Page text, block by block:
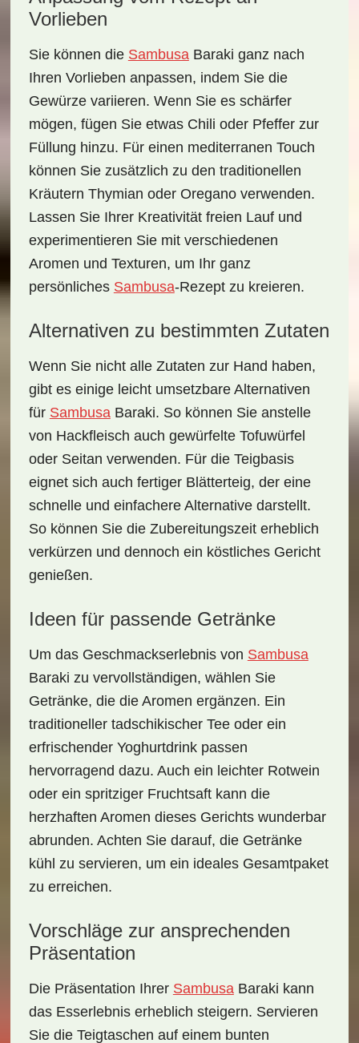
Vorlieben
Sie können die SambusaBaraki ganz nach
Ihren Vorlieben anpassen, indem Sie die
Gewürze variieren. Wenn Sie es schärfer
mögen, fügen Sie etwas Chili oder Pfefferzur
Füllung hinzu. Für einen mediterranen Touch
können Sie zusätzlich zu den traditionellen
Kräutern Thymian oder Oreganoverwenden.
Lassen Sie Ihrer Kreativität freien Lauf und
experimentieren Sie mit verschiedenen
Aromen und Texturen, um Ihr ganz
persönliches Sambusa-Rezept zu kreieren.
Alternativen zu bestimmten Zutaten
Wenn Sie nicht alle Zutaten zur Hand haben,
gibt es einige leicht umsetzbare Alternativen
für SambusaBaraki. So können Sie anstelle
von Hackfleisch auch gewürfelte Tofuwürfel
oder Seitan verwenden. Für die Teigbasis
eignet sich auch fertiger Blätterteig, der eine
schnelle und einfachere Alternative darstellt.
So können Sie die Zubereitungszeit erheblich
verkürzen und dennoch ein köstliches Gericht
genießen.
Ideen für passende Getränke
Um das Geschmackserlebnis von Sambusa
Baraki zu vervollständigen, wählen Sie
Getränke, die die Aromen ergänzen. Ein
traditioneller tadschikischer Teeoder ein
erfrischender Yoghurtdrinkpassen
hervorragend dazu. Auch ein leichter Rotwein
oder ein spritziger Fruchtsaftkann die
herzhaften Aromen dieses Gerichts wunderbar
abrunden. Achten Sie darauf, die Getränke
kühl zu servieren, um ein ideales Gesamtpaket
zu erreichen.
Vorschläge zur ansprechenden
Präsentation
Die Präsentation Ihrer SambusaBaraki kann
das Esserlebnis erheblich steigern. Servieren
Sie die Teigtaschen auf einem bunten